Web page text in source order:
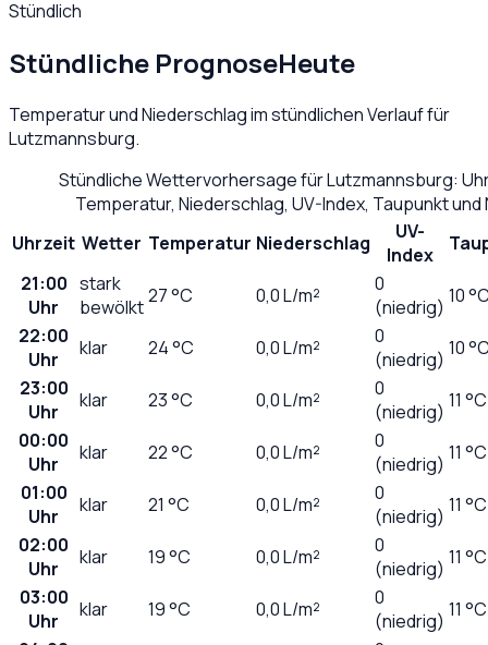
Stündlich
Stündliche PrognoseHeute
Temperatur und Niederschlag im stündlichen Verlauf für
Lutzmannsburg.
Stündliche Wettervorhersage fürLutzmannsburg:
Temperatur, Niederschlag, UV-Index, Taupunkt
Uhrzeit Wetter Temperatur Niederschlag
UV-
Index
21:00
Uhr
stark
bewölkt27°C 0,0L/m²
0
(niedrig) 10
22:00
Uhr
klar 24°C 0,0L/m²
0
(niedrig) 10
23:00
Uhr
klar 23°C 0,0L/m²
0
(niedrig) 11 °C
00:00
Uhr
klar 22°C 0,0L/m²
0
(niedrig) 11 °C
01:00
Uhr
klar 21 °C 0,0L/m²
0
(niedrig) 11 °C
02:00
Uhr
klar 19°C 0,0L/m²
0
(niedrig) 11 °C
03:00
Uhr
klar 19°C 0,0L/m²
0
(niedrig) 11 °C